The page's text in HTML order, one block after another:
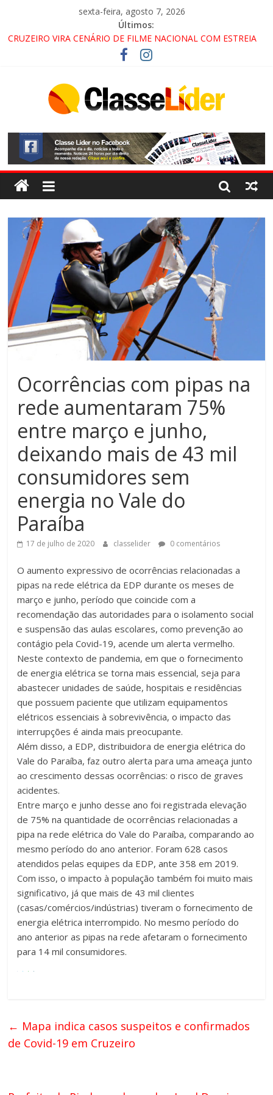
sexta-feira, agosto 7, 2026
Últimos:
CRUZEIRO VIRA CENÁRIO DE FILME NACIONAL COM ESTREIA
PROMOTOR DO GAECO
ACESSO À APARECIDA NA DUTRA SERÁ BLOQUEADO NO FIM
ALTERNATIVAS
LORENA, PINDAMONHANGABA E QUELUZ NA RETA FINAL
PELA FÁBRICA DA COCA-COLA!
Ocorrências com pipas na
rede aumentaram 75%
entre março e junho,
deixando mais de 43 mil
consumidores sem
energia no Vale do
Paraíba
17 de julho de 2020 classelider 0 comentários
O aumento expressivo de ocorrências relacionadas a
pipas na rede elétrica da EDP durante os meses de
março e junho, período que coincide com a
recomendação das autoridades para o isolamento social
e suspensão das aulas escolares, como prevenção ao
contágio pela Covid-19, acende um alerta vermelho.
Neste contexto de pandemia, em que o fornecimento
de energia elétrica se torna mais essencial, seja para
abastecer unidades de saúde, hospitais e residências
que possuem paciente que utilizam equipamentos
elétricos essenciais à sobrevivência, o impacto das
interrupções é ainda mais preocupante.
Além disso, a EDP, distribuidora de energia elétrica do
Vale do Paraíba, faz outro alerta para uma ameaça junto
ao crescimento dessas ocorrências: o risco de graves
acidentes.
Entre março e junho desse ano foi registrada elevação
de 75% na quantidade de ocorrências relacionadas a
pipa na rede elétrica do Vale do Paraíba, comparando ao
mesmo período do ano anterior. Foram 628 casos
atendidos pelas equipes da EDP, ante 358 em 2019.
Com isso, o impacto à população também foi muito mais
significativo, já que mais de 43 mil clientes
(casas/comércios/indústrias) tiveram o fornecimento de
energia elétrica interrompido. No mesmo período do
ano anterior as pipas na rede afetaram o fornecimento
para 14 mil consumidores.
← Mapa indica casos suspeitos e confirmados
de Covid-19 em Cruzeiro